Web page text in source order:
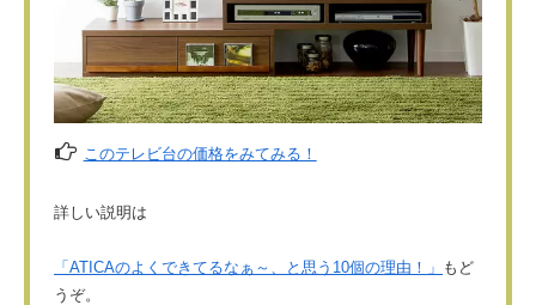
このテレビ台の価格をみてみる！
詳しい説明は
「ATICAのよくできてるなぁ～、と思う10個の理由！」 もど
うぞ。